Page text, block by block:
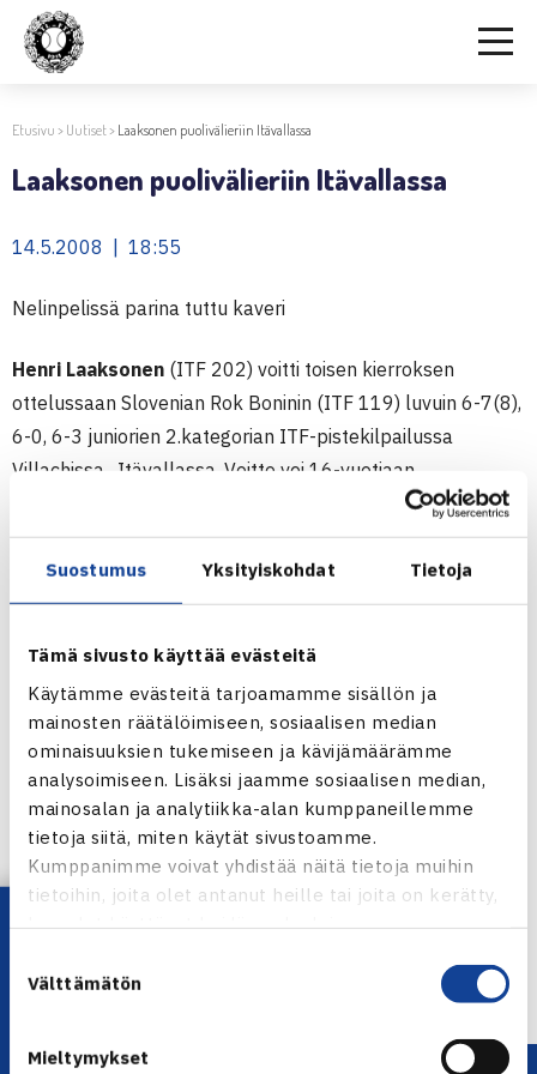
Suostumus Yksityiskohdat Tietoja
Tämä sivusto käyttää evästeitä
Käytämme evästeitä tarjoamamme sisällön ja
mainosten räätälöimiseen, sosiaalisen median
ominaisuuksien tukemiseen ja kävijämäärämme
analysoimiseen. Lisäksi jaamme sosiaalisen median,
mainosalan ja analytiikka-alan kumppaneillemme
tietoja siitä, miten käytät sivustoamme.
Kumppanimme voivat yhdistää näitä tietoja muihin
tietoihin, joita olet antanut heille tai joita on kerätty,
kun olet käyttänyt heidän palvelujaan.
valinta
Välttämätön
Mieltymykset
Etusivu > Uutiset> Laaksonen puolivälieriin Itävallassa
Laaksonen puolivälieriin Itävallassa
14.5.2008 | 18:55
Nelinpelissä parina tuttu kaveri
Henri Laaksonen (ITF 202) voitti toisen kierroksen
ottelussaan Slovenian Rok Boninin (ITF 119) luvuin 6-7(8),
6-0, 6-3 juniorien 2.kategorian ITF-pistekilpailussa
Villachissa , Itävallassa. Voitto vei 16-vuotiaan
hyvinkääläisen puolivälieriin, jossa hän kohtaa USA:n
Jordan Coxin (ITF 137).
Nelinpelissä Laaksosen parina on Ranskan Pierre-Hugues
Herbert, jonka kanssa hän eteni Espanjassa 2.kategorian
Espanjassa. Ensimmäisellä kierroksella pojat kohtaavat
itävaltalaisparin Peter Nogovnak/Daniel Schmidt.(RN)
Villachin juniorien ITF-pistekisa
Jaa:
Seuraava uutinen: Federer otti voiton… →
Lataa OmaTennis!